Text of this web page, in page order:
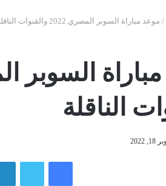
/ موعد مباراة السوبر المصري 2022 والقنوات الناقلة
الناقلة
2022
فيسبوك